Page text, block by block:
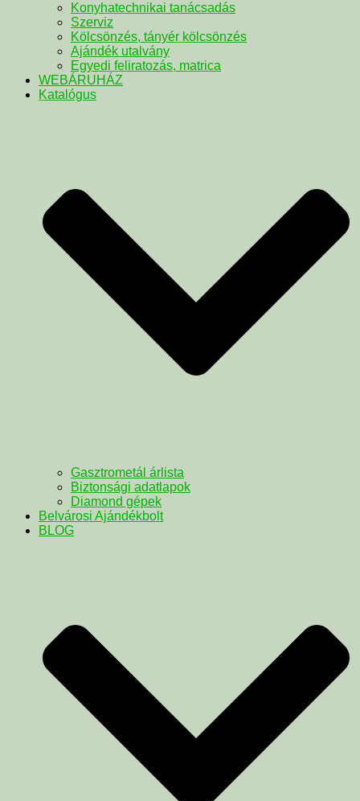
Konyhatechnikai tanácsadás
Szerviz
Kölcsönzés, tányér kölcsönzés
Ajándék utalvány
Egyedi feliratozás, matrica
WEBÁRUHÁZ
Katalógus
Gasztrometál árlista
Biztonsági adatlapok
Diamond gépek
Belvárosi Ajándékbolt
BLOG